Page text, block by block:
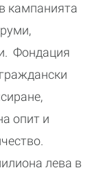
кампанията
Фондация
опит и
лева в